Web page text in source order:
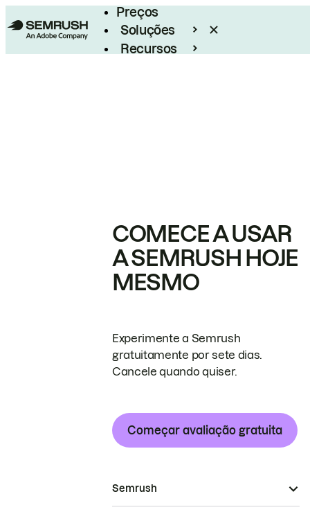
Preços
Soluções
Recursos
COMECE A USAR
A SEMRUSH HOJE
MESMO
Experimente a Semrush
gratuitamente por sete dias.
Cancele quando quiser.
Começar avaliação gratuita
Semrush